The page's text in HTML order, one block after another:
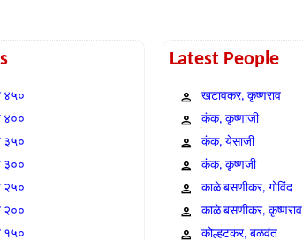
४५०
४००
३५०
३००
२५०
२००
१५०
Latest People
खटावकर, कृष्णराव
कंक, कृष्णाजी
कंक, येसाजी
कंक, कृष्णजी
काळे बसणीकर, गोविंद
काळे बसणीकर, कृष्णराव
कोल्हटकर, बळवंत